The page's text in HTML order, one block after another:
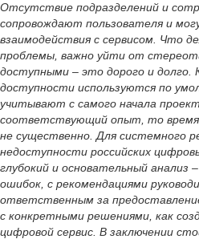
Отсутствие подразделений и
сопровождают пользователя и
взаимодействия с сервисом. Что
проблемы, важно уйти от
доступными – это дорого и долго.
доступности используются по
учитывают с самого начала
соответствующий опыт, то время
не существенно. Для системного
недоступности российских
глубокий и основательный анализ
ошибок, с рекомендациями
ответственным за
с конкретными решениями, как
цифровой сервис. В заключении